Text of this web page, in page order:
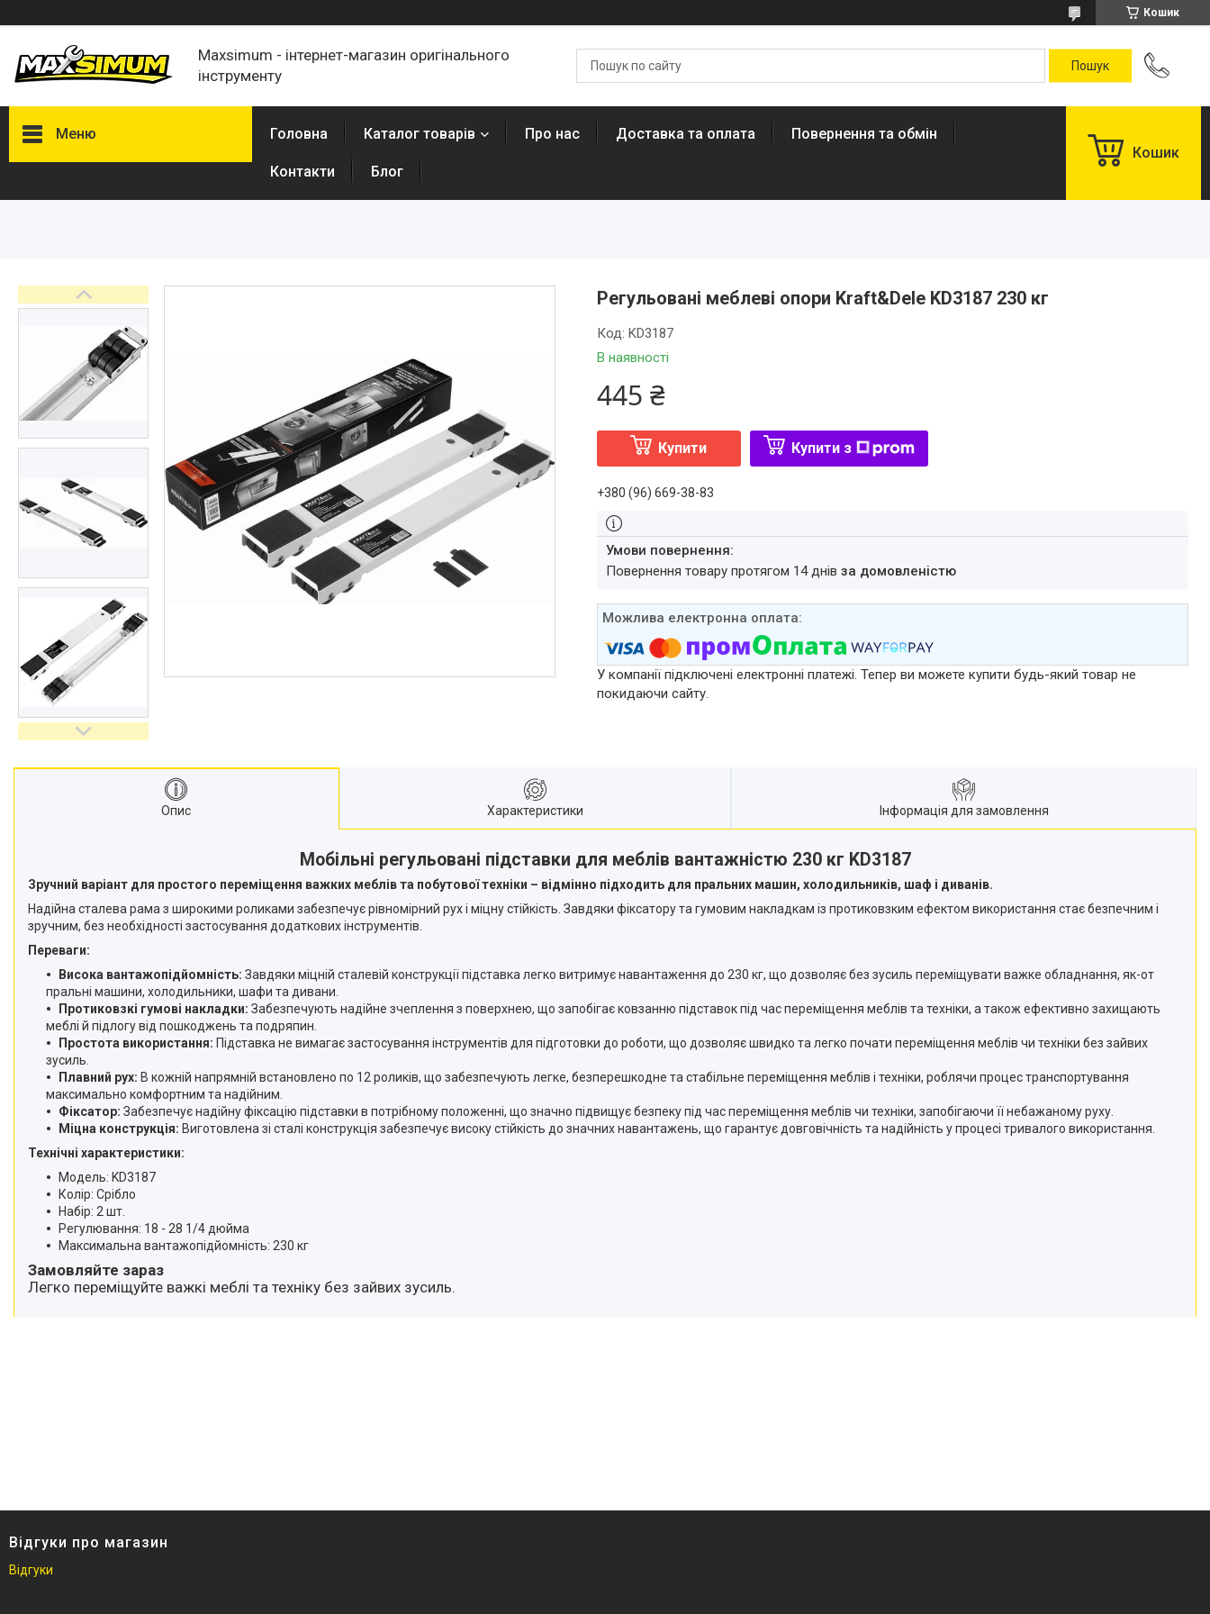
Кошик
Maxsimum - інтернет-магазин оригінального
інструменту
Меню Головна Каталог товарів Про нас Доставка та оплата Повернення та обмін
Контакти Блог
Кошик
Регульовані меблеві опори Kraft&Dele KD3187 230 кг
В наявності
Код: KD3187
445 ₴
Купити Купити з
+380 (96) 669-38-83
повернення товару протягом 14 днів за домовленістю
У компанії підключені електронні платежі. Тепер ви можете купити будь-який товар не
покидаючи сайту.
Опис Характеристики Інформація для замовлення
Мобільні регульовані підставки для меблів вантажністю 230 кг KD3187
Зручний варіант для простого переміщення важких меблів та побутової техніки – відмінно підходить для пральних машин, холодильників, шаф і диванів.
Надійна сталева рама з широкими роликами забезпечує рівномірний рух і міцну стійкість. Завдяки фіксатору та гумовим накладкам із протиковзким ефектом використання стає безпечним і
зручним, без необхідності застосування додаткових інструментів.
Переваги:
Висока вантажопідйомність: Завдяки міцній сталевій конструкції підставка легко витримує навантаження до 230 кг, що дозволяє без зусиль переміщувати важке обладнання, як-от
пральні машини, холодильники, шафи та дивани.
Протиковзкі гумові накладки: Забезпечують надійне зчеплення з поверхнею, що запобігає ковзанню підставок під час переміщення меблів та техніки, а також ефективно захищають
меблі й підлогу від пошкоджень та подряпин.
Простота використання: Підставка не вимагає застосування інструментів для підготовки до роботи, що дозволяє швидко та легко почати переміщення меблів чи техніки без зайвих
зусиль.
Плавний рух: В кожній напрямній встановлено по 12 роликів, що забезпечують легке, безперешкодне та стабільне переміщення меблів і техніки, роблячи процес транспортування
максимально комфортним та надійним.
Фіксатор: Забезпечує надійну фіксацію підставки в потрібному положенні, що значно підвищує безпеку під час переміщення меблів чи техніки, запобігаючи її небажаному руху.
Міцна конструкція: Виготовлена зі сталі конструкція забезпечує високу стійкість до значних навантажень, що гарантує довговічність та надійність у процесі тривалого використання.
Технічні характеристики:
Модель: KD3187
Колір: Срібло
Набір: 2 шт.
Регулювання: 18 - 28 1/4 дюйма
Максимальна вантажопідйомність: 230 кг
Замовляйте зараз
Легко переміщуйте важкі меблі та техніку без зайвих зусиль.
Відгуки про магазин
Відгуки